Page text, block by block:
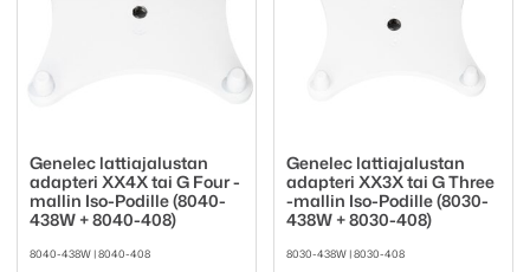
Genelec lattiajalustan
adapteri XX4X tai G Four -
mallin Iso-Podille (8040-
438W + 8040-408)
8040-438W | 8040-408
Genelec lattiajalustan
adapteri XX3X tai G Three
-mallin Iso-Podille (8030-
438W + 8030-408)
8030-438W | 8030-408